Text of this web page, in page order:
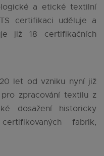
a etické textilní
certifikaci uděluje a
již 18 certifikačních
let od vzniku nyní již
zpracování textilu z
dosažení historicky
fabrik,